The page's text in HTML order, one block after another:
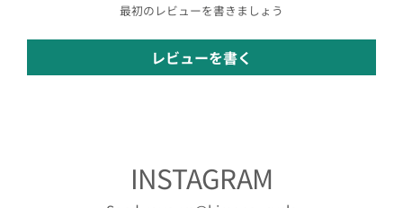
最初のレビューを書きましょう
レビューを書く
INSTAGRAM